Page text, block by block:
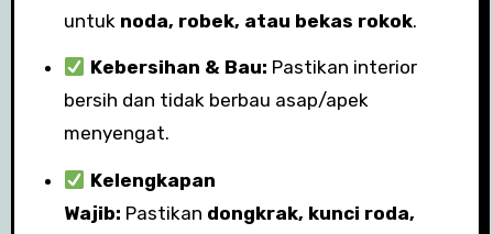
untuk noda, robek, atau bekas rokok.
Kebersihan & Bau: Pastikan interior
bersih dan tidak berbau asap/apek
menyengat.
Kelengkapan
Wajib: Pastikan dongkrak, kunci roda,